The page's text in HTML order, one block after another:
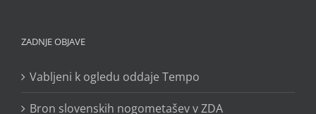
ZADNJE OBJAVE
Vabljeni k ogledu oddaje Tempo
Bron slovenskih nogometašev v ZDA